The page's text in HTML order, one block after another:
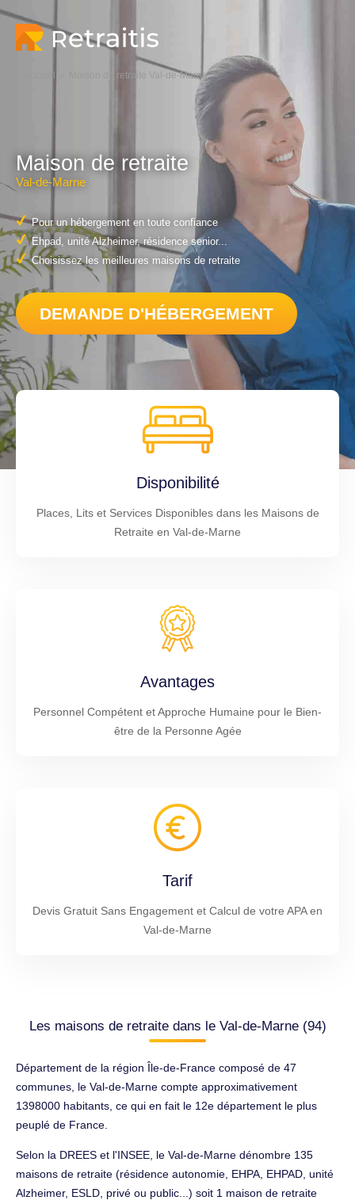
Maison de retraite Val-de-Marne
Maison de retraite
Val-de-Marne
Pour un hébergement en toute confiance
Ehpad, unité Alzheimer, résidence senior...
Choisissez les meilleures maisons de retraite
DEMANDE D'HÉBERGEMENT
Disponibilité
Places, Lits et Services Disponibles dans les Maisons de
Retraite en Val-de-Marne
Avantages
Personnel Compétent et Approche Humaine pour le Bien-
être de la Personne Agée
Tarif
Devis Gratuit Sans Engagement et Calcul de votre APA en
Val-de-Marne
Les maisons de retraite dans le Val-de-Marne (94)
Département de la région Île-de-France composé de 47
communes, le Val-de-Marne compte approximativement
1398000 habitants, ce qui en fait le 12e département le plus
peuplé de France.
Selon la DREES et l'INSEE, le Val-de-Marne dénombre 135
maisons de retraite (résidence autonomie, EHPA, EHPAD, unité
Alzheimer, ESLD, privé ou public...) soit 1 maison de retraite